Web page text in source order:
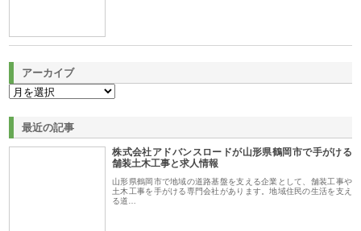
アーカイブ
最近の記事
株式会社アドバンスロードが山形県鶴岡市で手がける
舗装土木工事と求人情報
山形県鶴岡市で地域の道路基盤を支える企業として、舗装工事や
土木工事を手がける専門会社があります。地域住民の生活を支え
る道…